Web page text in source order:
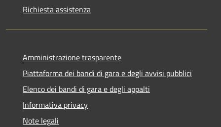
Richiesta assistenza
Amministrazione trasparente
Piattaforma dei bandi di gara e degli avvisi pubblici
Elenco dei bandi di gara e degli appalti
Informativa privacy
Note legali